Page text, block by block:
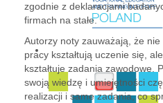
zgodnie z deklaracjami
firmach na stałe.
Autorzy noty zauważają, że
pracy kształtują uczenie się,
kształtuje zadania zawodowe.
swoją wiedzę i umiejętności
realizacji i same zadania, co